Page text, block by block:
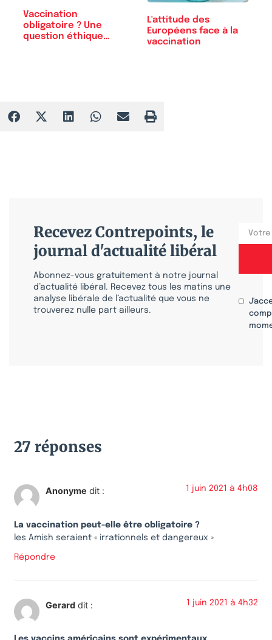
Vaccination
obligatoire ? Une
question éthique…
L'attitude des
Européens face à la
vaccination
Recevez Contrepoints, le
journal d'actualité libéral
Abonnez-vous gratuitement à notre journal
d’actualité libéral. Recevez tous les matins une
analyse libérale de l’actualité que vous ne
trouverez nulle part ailleurs.
27 réponses
Anonyme dit : 1 juin 2021 à 4h08
La vaccination peut-elle être obligatoire ?
les Amish seraient « irrationnels et dangereux »
Répondre
Gerard dit : 1 juin 2021 à 4h32